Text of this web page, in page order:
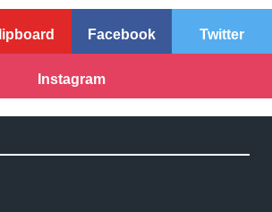
Facebook Twitter
Instagram